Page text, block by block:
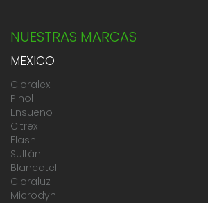
NUESTRAS MARCAS
MÉXICO
Cloralex
Pinol
Ensueño
Citrex
Flash
Sultán
Blancatel
Cloraluz
Microdyn